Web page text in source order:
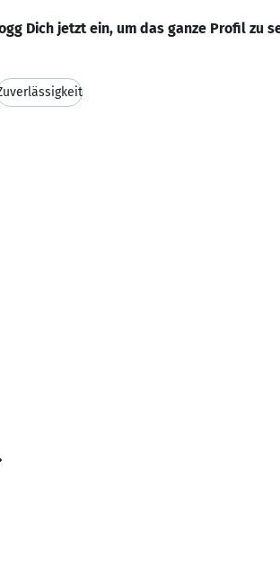
Dich jetzt ein, um das ganze Profil zu